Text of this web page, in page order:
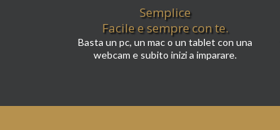
Semplice
Facile e sempre con te.
Basta un pc, un mac o un tablet con una
webcam e subito inizi a imparare.